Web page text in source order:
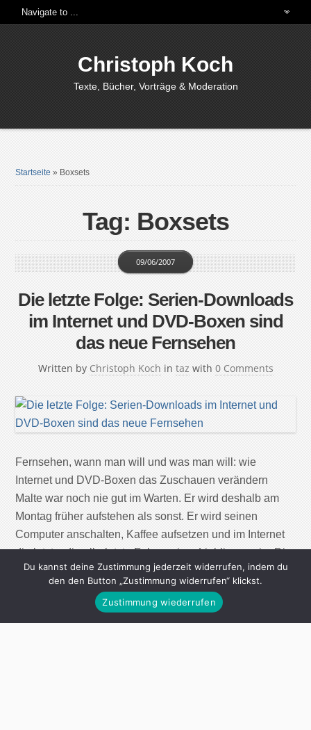
Christoph Koch
Texte, Bücher, Vorträge & Moderation
Startseite » Boxsets
Tag: Boxsets
Die letzte Folge: Serien-Downloads
im Internet und DVD-Boxen sind
das neue Fernsehen
Written by Christoph Koch
09/06/2007
in taz with 0 Comments
Fernsehen, wann man will und was man will: wie
Internet und DVD-Boxen das Zuschauen verändern
Malte war noch nie gut im Warten. Er wird deshalb am
Montag früher aufstehen als sonst. Er wird seinen
Computer anschalten, Kaffee aufsetzen und im Internet
die letzte, die allerletzte Folge seiner Lieblingsserie „Die
Sopranos“ herunterladen. In der Nacht zum […]
Continue Reading
Du kannst deine Zustimmung jederzeit widerrufen, indem du
den den Button „Zustimmung widerrufen“ klickst.
Zustimmung wiederrufen